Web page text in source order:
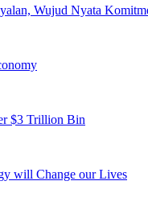
Wujud Nyata
$3 Trillion Bin
will Change our Lives